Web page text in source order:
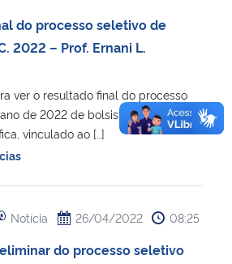
do processo seletivo de
2022 – Prof. Ernani L.
ver o resultado final do processo
de 2022 de bolsista de
vinculado ao […]
Notícia 26/04/2022 08:25
do processo seletivo